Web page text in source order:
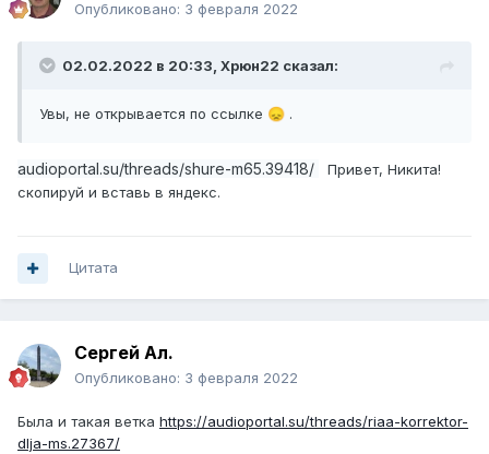
Опубликовано: 3 февраля 2022
02.02.2022 в 20:33, Xpюн22 сказал:
Увы, не открывается по ссылке 😞 .
audioportal.su/threads/shure-m65.39418/
Привет, Никита!
скопируй и вставь в яндекс.
Цитата
Сергей Ал.
Опубликовано: 3 февраля 2022
Была и такая ветка https://audioportal.su/threads/riaa-korrektor-
dlja-ms.27367/